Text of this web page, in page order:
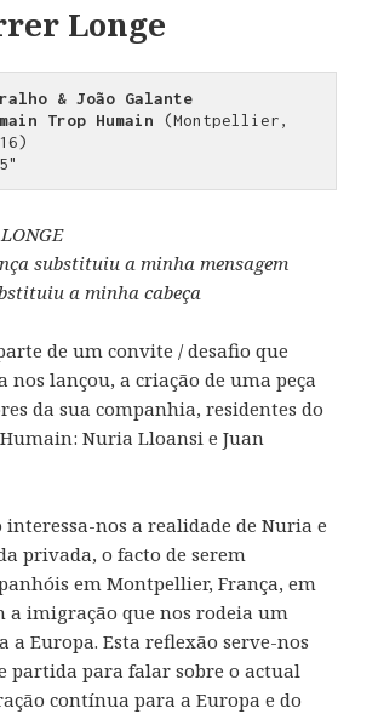
Longe
& João Galante
Trop Humain (Montpellier,
substituiu a minha mensagem
a minha cabeça
de um convite / desafio que
nos lançou, a criação de uma peça
da sua companhia, residentes do
Nuria Lloansi e Juan
interessa-nos a realidade de Nuria e
privada, o facto de serem
em Montpellier, França, em
a imigração que nos rodeia um
a Europa. Esta reflexão serve-nos
partida para falar sobre o actual
contínua para a Europa e do